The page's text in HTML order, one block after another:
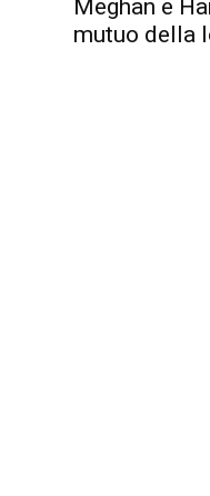
Meghan e
mutuo della